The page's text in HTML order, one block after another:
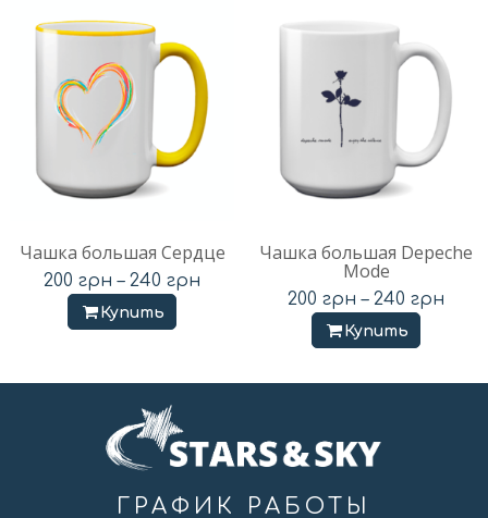
Чашка большая Сердце
200 грн – 240 грн
Купить
Чашка большая Depeche
Mode
200 грн – 240 грн
Купить
ГРАФИК РАБОТЫ